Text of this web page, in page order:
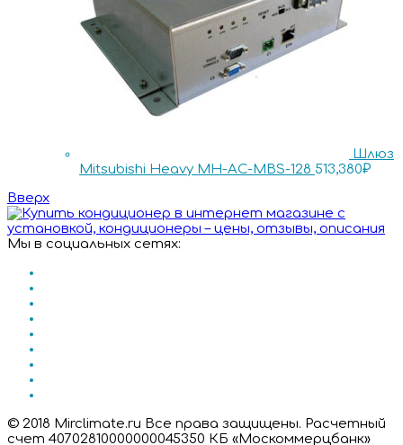
Шлюз
Mitsubishi Heavy MH-AC-MBS-128 513,380₽
Вверх
Мы в социальных сетях:
© 2018 Mirclimate.ru Все права защищены. Расчетный
счет 40702810000000045350 КБ «Москоммерцбанк»